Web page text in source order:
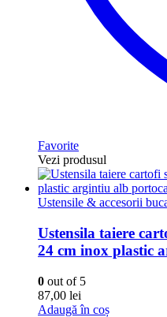
Favorite
Vezi produsul
Ustensile & accesorii
Ustensila taiere
24 cm inox plastic
0 out of 5
87,00 lei
Adaugă în coș